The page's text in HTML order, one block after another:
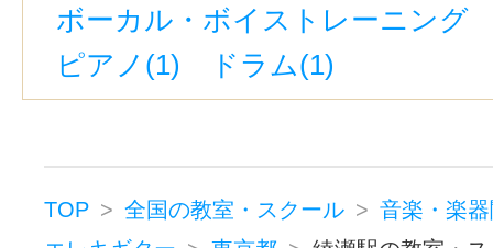
下北沢駅(3)
京成上野駅(3)
若
御茶ノ水駅(3)
立川南駅(2)
蓮沼駅(1)
東京駅(1)
金町駅(1)
赤羽岩淵駅(1)
千歳烏山駅(1)
ボーカル・ボイストレーニング
ピアノ(1)
ドラム(1)
TOP 全国の教室・スクール
音楽・楽